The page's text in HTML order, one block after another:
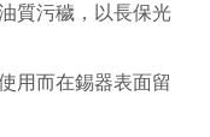
質污穢，以長保光
用而在錫器表面留